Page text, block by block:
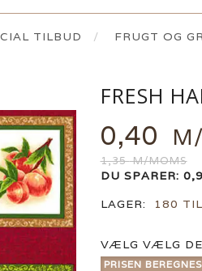
TILBUD FRUGT OG
FRESH
0,40
1,35M/MOMS
DU SPARER:
LAGER:
180
VÆLG VÆLG
PRISEN